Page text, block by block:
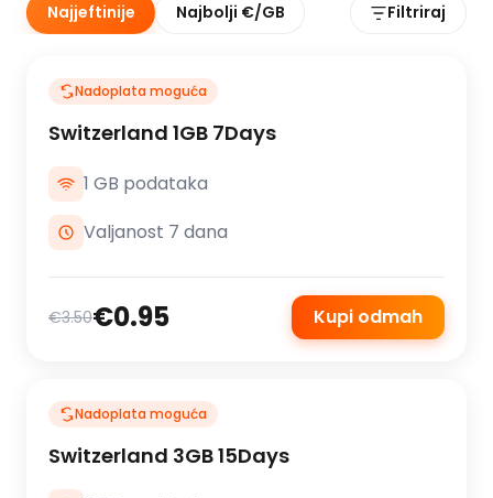
Najjeftinije Najbolji €/GB Filtriraj
Nadoplata moguća
Switzerland 1GB 7Days
1 GB podataka
Valjanost 7 dana
€3.50€0.95 Kupi odmah
Nadoplata moguća
Switzerland 3GB 15Days